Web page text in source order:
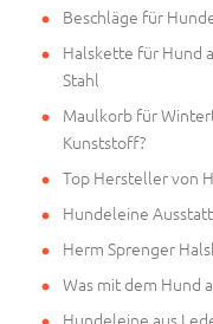
Beschläge für
Halskette für Hund
Stahl
Maulkorb für
Kunststoff?
Top Hersteller von
Hundeleine
Herm Sprenger
Was mit dem Hund